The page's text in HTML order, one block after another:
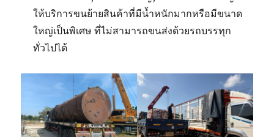
ให้บริการขนย้ายสินค้าที่มีน้ำหนักมากหรือมีขนาด
ใหญ่เป็นพิเศษ ที่ไม่สามารถขนส่งด้วยรถบรรทุก
ทั่วไปได้